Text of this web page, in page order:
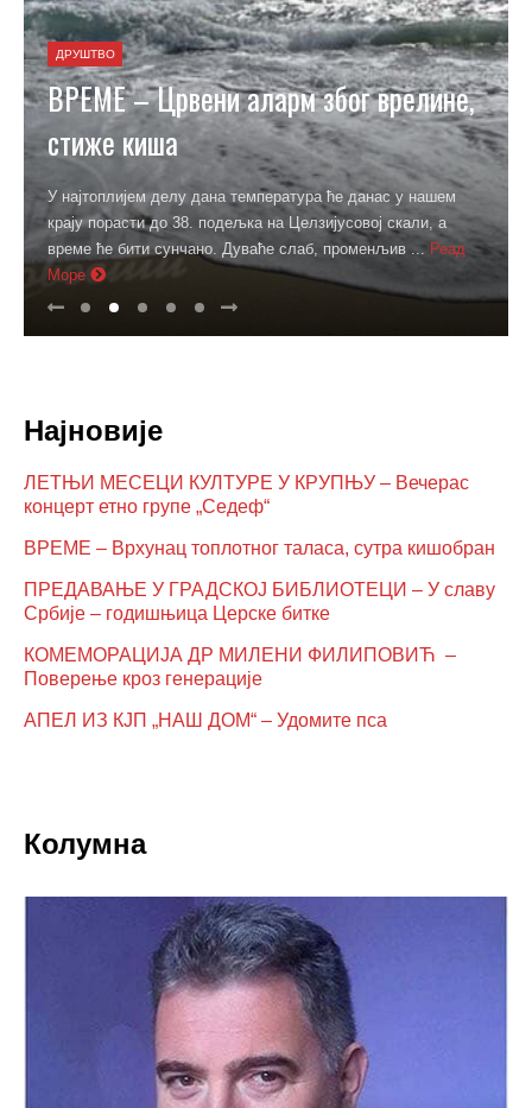
ДРУШТВО
ВРЕМЕ – Црвени аларм због врелине,
стиже киша
У најтоплијем делу дана температура ће данас у нашем
крају порасти до 38. подељка на Целзијусовој скали, а
време ће бити сунчано. Дуваће слаб, променљив ... Реад
Море
Најновије
ЛЕТЊИ МЕСЕЦИ КУЛТУРЕ У КРУПЊУ – Вечерас
концерт етно групе „Седеф“
ВРЕМЕ – Врхунац топлотног таласа, сутра кишобран
ПРЕДАВАЊЕ У ГРАДСКОЈ БИБЛИОТЕЦИ – У славу
Србије – годишњица Церске битке
КОМЕМОРАЦИЈА ДР МИЛЕНИ ФИЛИПОВИЋ –
Поверење кроз генерације
АПЕЛ ИЗ КЈП „НАШ ДОМ“ – Удомите пса
Колумна